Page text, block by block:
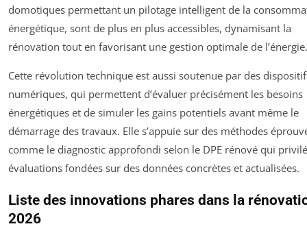
domotiques permettant un pilotage intelligent de la
énergétique, sont de plus en plus accessibles, dynamisant la
rénovation tout en favorisant une gestion optimale de l’énergie.
Cette révolution technique est aussi soutenue par des
numériques, qui permettent d’évaluer précisément les besoins
énergétiques et de simuler les gains potentiels avant même le
démarrage des travaux. Elle s’appuie sur des méthodes
comme le diagnostic approfondi selon le DPE rénové qui
évaluations fondées sur des données concrètes et actualisées.
Liste des innovations phares dans la
2026